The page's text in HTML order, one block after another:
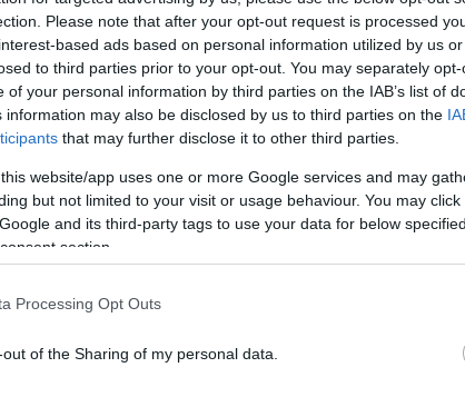
Please note that after your opt-out request is processed
based ads based on personal information utilized by us
to third parties prior to your opt-out. You may separately
of your personal information by third parties on the IAB’s list of
information may also be disclosed by us to third parties on the
that may further disclose it to other third parties.
website/app uses one or more Google services and may
but not limited to your visit or usage behaviour. You may
and its third-party tags to use your data for below
section.
Processing Opt Outs
of the Sharing of my personal data.
Y RESTAURANTES DE LOJA
para tu bar o